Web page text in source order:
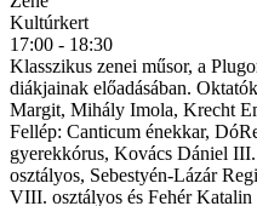
Kultúrkert
17:00 - 18:30
Klasszikus zenei műsor, a
diákjainak előadásában.
Margit, Mihály Imola, Krecht
Fellép: Canticum énekkar,
gyerekkórus, Kovács Dániel
osztályos, Sebestyén-Lázár
VIII. osztályos és Fehér